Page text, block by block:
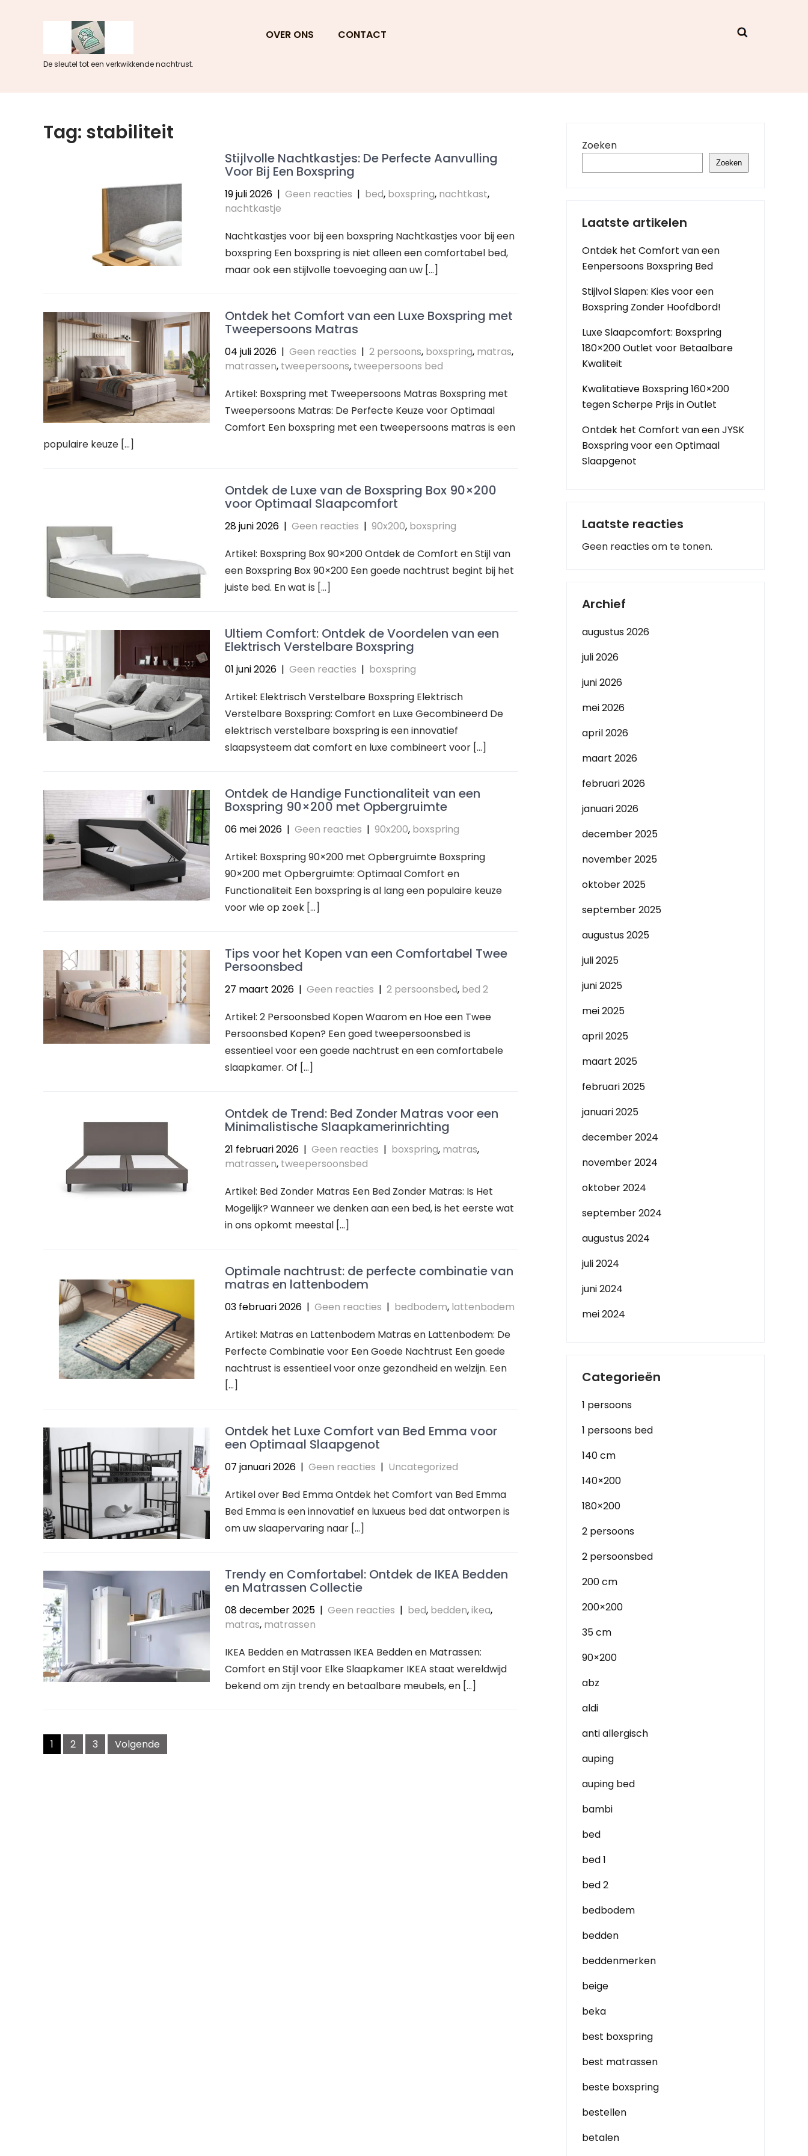
De sleutel tot een verkwikkende nachtrust.
OVER ONS CONTACT
Tag: stabiliteit
Stijlvolle Nachtkastjes: De Perfecte Aanvulling
Voor Bij Een Boxspring
19 juli 2026 | Geen reacties | bed, boxspring, nachtkast,
nachtkastje
Nachtkastjes voor bij een boxspring Nachtkastjes voor bij een
boxspring Een boxspring is niet alleen een comfortabel bed,
maar ook een stijlvolle toevoeging aan uw […]
Ontdek het Comfort van een Luxe Boxspring met
Tweepersoons Matras
04 juli 2026 | Geen reacties | 2 persoons, boxspring, matras,
matrassen, tweepersoons, tweepersoons bed
Artikel: Boxspring met Tweepersoons Matras Boxspring met
Tweepersoons Matras: De Perfecte Keuze voor Optimaal
Comfort Een boxspring met een tweepersoons matras is een
populaire keuze […]
Ontdek de Luxe van de Boxspring Box 90×200
voor Optimaal Slaapcomfort
28 juni 2026 | Geen reacties | 90x200, boxspring
Artikel: Boxspring Box 90×200 Ontdek de Comfort en Stijl van
een Boxspring Box 90×200 Een goede nachtrust begint bij het
juiste bed. En wat is […]
Ultiem Comfort: Ontdek de Voordelen van een
Elektrisch Verstelbare Boxspring
01 juni 2026 | Geen reacties | boxspring
Artikel: Elektrisch Verstelbare Boxspring Elektrisch
Verstelbare Boxspring: Comfort en Luxe Gecombineerd De
elektrisch verstelbare boxspring is een innovatief
slaapsysteem dat comfort en luxe combineert voor […]
Ontdek de Handige Functionaliteit van een
Boxspring 90×200 met Opbergruimte
06 mei 2026 | Geen reacties | 90x200, boxspring
Artikel: Boxspring 90×200 met Opbergruimte Boxspring
90×200 met Opbergruimte: Optimaal Comfort en
Functionaliteit Een boxspring is al lang een populaire keuze
voor wie op zoek […]
Tips voor het Kopen van een Comfortabel Twee
Persoonsbed
27 maart 2026 | Geen reacties | 2 persoonsbed, bed 2
Artikel: 2 Persoonsbed Kopen Waarom en Hoe een Twee
Persoonsbed Kopen? Een goed tweepersoonsbed is
essentieel voor een goede nachtrust en een comfortabele
slaapkamer. Of […]
Ontdek de Trend: Bed Zonder Matras voor een
Minimalistische Slaapkamerinrichting
21 februari 2026 | Geen reacties | boxspring, matras,
matrassen, tweepersoonsbed
Artikel: Bed Zonder Matras Een Bed Zonder Matras: Is Het
Mogelijk? Wanneer we denken aan een bed, is het eerste wat
in ons opkomt meestal […]
Optimale nachtrust: de perfecte combinatie van
matras en lattenbodem
03 februari 2026 | Geen reacties | bedbodem, lattenbodem
Artikel: Matras en Lattenbodem Matras en Lattenbodem: De
Perfecte Combinatie voor Een Goede Nachtrust Een goede
nachtrust is essentieel voor onze gezondheid en welzijn. Een
[…]
Ontdek het Luxe Comfort van Bed Emma voor
een Optimaal Slaapgenot
07 januari 2026 | Geen reacties | Uncategorized
Artikel over Bed Emma Ontdek het Comfort van Bed Emma
Bed Emma is een innovatief en luxueus bed dat ontworpen is
om uw slaapervaring naar […]
Trendy en Comfortabel: Ontdek de IKEA Bedden
en Matrassen Collectie
08 december 2025 | Geen reacties | bed, bedden,ikea,
matras, matrassen
IKEA Bedden en Matrassen IKEA Bedden en Matrassen:
Comfort en Stijl voor Elke Slaapkamer IKEA staat wereldwijd
bekend om zijn trendy en betaalbare meubels, en […]
Berichten
navigatie
1 2 3 Volgende
Zoeken
Zoeken
Laatste artikelen
Ontdek het Comfort van een
Eenpersoons Boxspring Bed
Stijlvol Slapen: Kies voor een
Boxspring Zonder Hoofdbord!
Luxe Slaapcomfort: Boxspring
180×200 Outlet voor Betaalbare
Kwaliteit
Kwalitatieve Boxspring 160×200
tegen Scherpe Prijs in Outlet
Ontdek het Comfort van een JYSK
Boxspring voor een Optimaal
Slaapgenot
Laatste reacties
Geen reacties om te tonen.
Archief
augustus 2026
juli 2026
juni 2026
mei 2026
april 2026
maart 2026
februari 2026
januari 2026
december 2025
november 2025
oktober 2025
september 2025
augustus 2025
juli 2025
juni 2025
mei 2025
april 2025
maart 2025
februari 2025
januari 2025
december 2024
november 2024
oktober 2024
september 2024
augustus 2024
juli 2024
juni 2024
mei 2024
Categorieën
1 persoons
1 persoons bed
140 cm
140×200
180×200
2 persoons
2 persoonsbed
200 cm
200×200
35 cm
90×200
abz
aldi
anti allergisch
auping
auping bed
bambi
bed
bed 1
bed 2
bedbodem
bedden
beddenmerken
beige
beka
best boxspring
best matrassen
beste boxspring
bestellen
betalen